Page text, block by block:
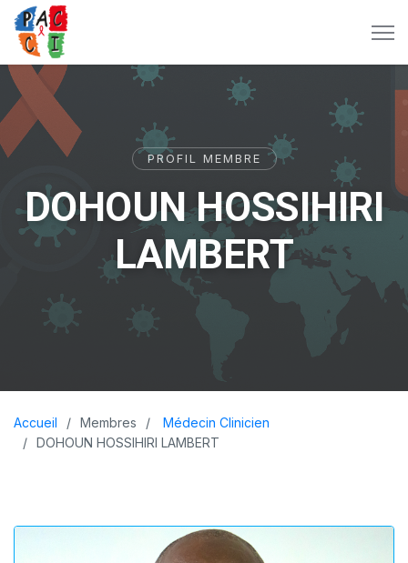
PROFIL MEMBRE
DOHOUN HOSSIHIRI
LAMBERT
Accueil Membres
Médecin Clinicien
DOHOUN HOSSIHIRI LAMBERT